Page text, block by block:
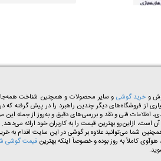
خرید گوشی و سایر محصولات و همچنین شناخت
از فروشگاه‌های دیگر چندین راهبرد را در پیش گرفته که
اطلاعات فنی و نقد ‌و‌ بررسی‌های دقیق و به‌روز از جمله
بدون واسطه آن است، از‌این‌رو بهترین قیمت را به
هوآوی کاملاً به روز بوده و خصوصاً اینکه بهترین قیمت گوشی